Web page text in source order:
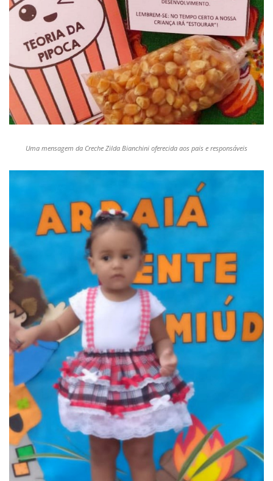
Uma mensagem da Creche Zilda Bianchini oferecida aos pais e responsáveis